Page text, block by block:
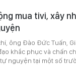
mua tivi, xây
ông Đào Đức Tuấn,
khắc phục và chấn
nguyện tại một số